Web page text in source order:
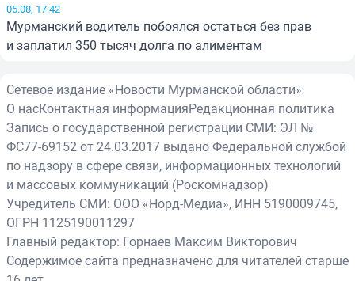
05.08, 17:42
Мурманский водитель побоялся остаться без прав
и заплатил 350 тысяч долга по алиментам
Сетевое издание «Новости Мурманской области»
О насКонтактная информацияРедакционная политика
Запись о государственной регистрации СМИ: ЭЛ №
ФС77-69152 от 24.03.2017 выдано Федеральной службой
по надзору в сфере связи, информационных технологий
и массовых коммуникаций (Роскомнадзор)
Учредитель СМИ: ООО «Норд-Медиа», ИНН 5190009745,
ОГРН 1125190011297
Главный редактор: Горнаев Максим Викторович
Содержимое сайта предназначено для читателей старше